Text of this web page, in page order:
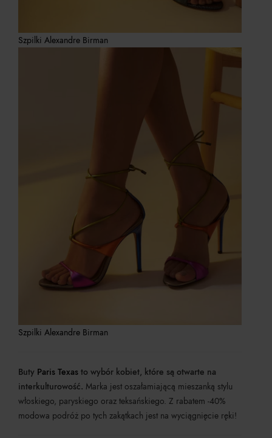
Szpilki Alexandre Birman
Szpilki Alexandre Birman
Buty Paris Texas to wybór kobiet, które są otwarte na
interkulturowość. Marka jest oszałamiającą mieszanką stylu
włoskiego, paryskiego oraz teksańskiego. Z rabatem -40%
modowa podróż po tych zakątkach jest na wyciągnięcie ręki!